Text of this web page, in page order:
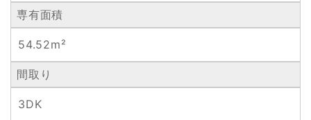
専有面積
54.52m²
間取り
3DK